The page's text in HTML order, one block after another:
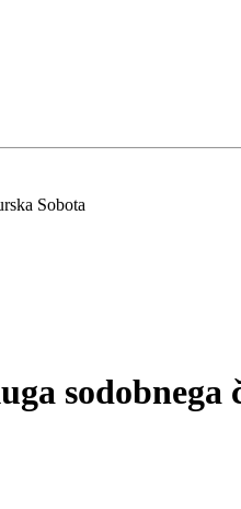
Sobota
sodobnega